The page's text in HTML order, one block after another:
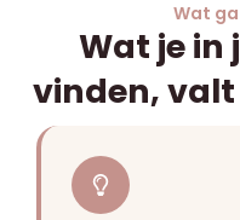
Wat
Wat je in
vinden, valt